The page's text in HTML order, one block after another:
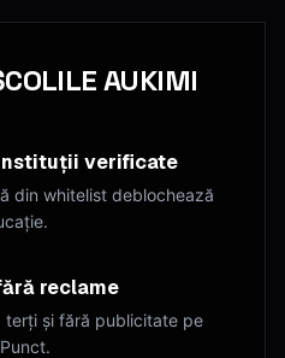
AUKIMI
verificate
din whitelist deblochează
reclame
terți și fără publicitate pe